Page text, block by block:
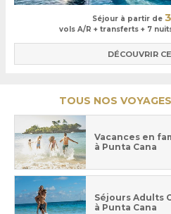
Séjour à partir de
vols A/R + transferts + 7
DÉCOUVRIR
TOUS NOS
Vacances en
à Punta Cana
Séjours Adults
à Punta Cana